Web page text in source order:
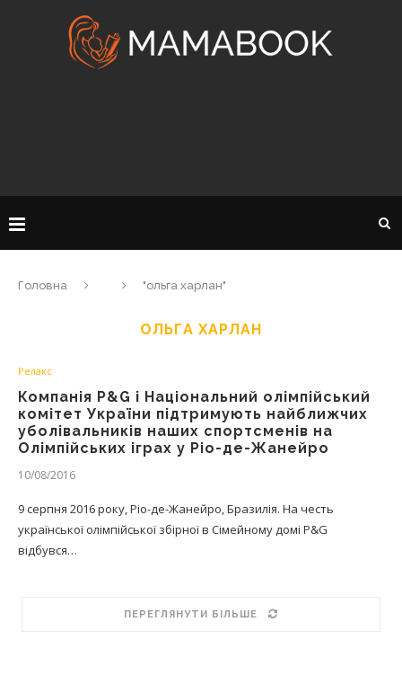
Головна "ольга харлан"
ОЛЬГА ХАРЛАН
Релакс
Компанія P&G і Національний олімпійський
комітет України підтримують найближчих
уболівальників наших спортсменів на
Олімпійських іграх у Ріо-де-Жанейро
10/08/2016
9 серпня 2016 року, Ріо-де-Жанейро, Бразилія. На честь
української олімпійської збірної в Сімейному домі P&G
відбувся…
ПЕРЕГЛЯНУТИ БІЛЬШЕ